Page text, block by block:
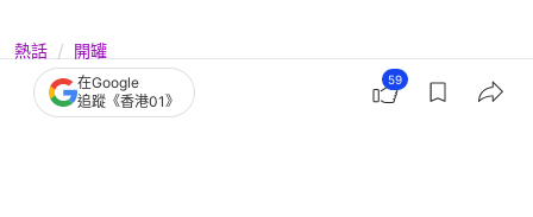
熱話 開罐
東野圭吾離世 ｜消息太突然震驚全國！
在Google
追蹤《香港01》
59